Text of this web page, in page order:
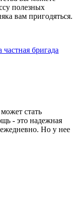
полезных
вам пригодяться.
бригада
стать
- это надежная
Но у нее